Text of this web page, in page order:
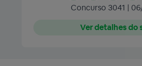
Concurso 3041 |
Ver detalhes do